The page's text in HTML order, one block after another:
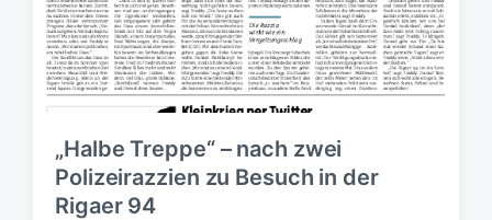
„Halbe Treppe“ – nach zwei
Polizeirazzien zu Besuch in der
Rigaer 94